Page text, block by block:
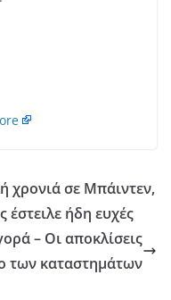
χρονιά σε Μπάιντεν,
έστειλε ήδη ευχές
– Οι αποκλίσεις
των καταστημάτων